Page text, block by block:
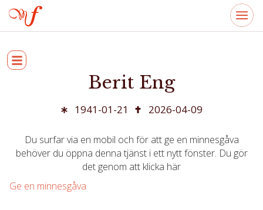
Berit Eng
1941-01-21 2026-04-09
Du surfar via en mobil och för att ge en minnesgåva
behöver du öppna denna tjänst i ett nytt fönster. Du gör
det genom att klicka här
Ge en minnesgåva